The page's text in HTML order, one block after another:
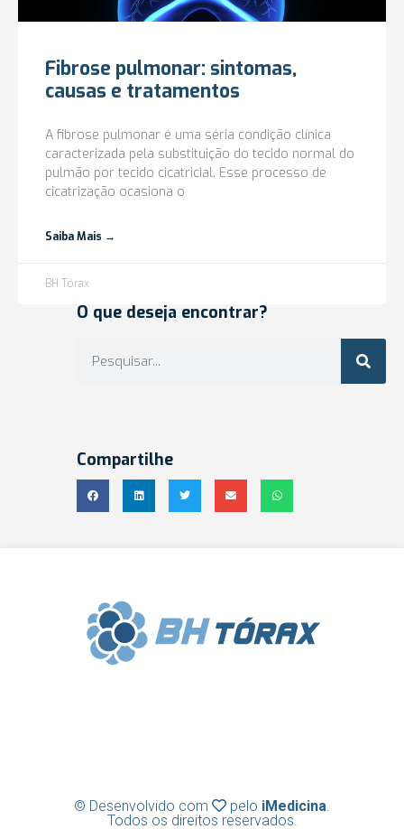
Fibrose pulmonar: sintomas,
causas e tratamentos
A fibrose pulmonar é uma séria condição clínica
caracterizada pela substituição do tecido normal do
pulmão por tecido cicatricial. Esse processo de
cicatrização ocasiona o
Saiba Mais →
BH Tórax
O que deseja encontrar?
Compartilhe
© Desenvolvido com pelo iMedicina.
Todos os direitos reservados.